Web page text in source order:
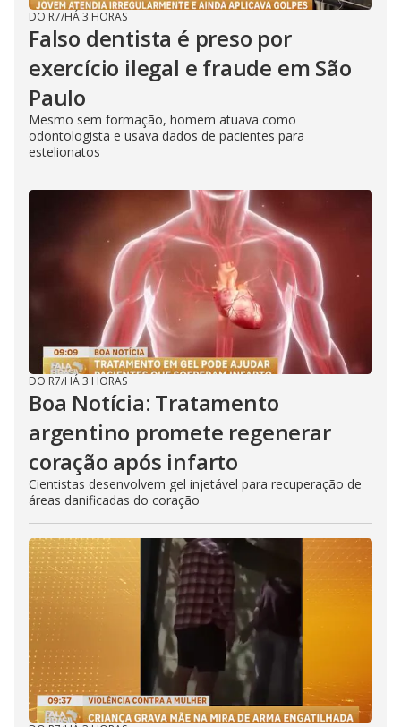
DO R7/HÁ 3 HORAS
Falso dentista é preso por
exercício ilegal e fraude em São
Paulo
Mesmo sem formação, homem atuava como
odontologista e usava dados de pacientes para
estelionatos
DO R7/HÁ 3 HORAS
Boa Notícia: Tratamento
argentino promete regenerar
coração após infarto
Cientistas desenvolvem gel injetável para recuperação de
áreas danificadas do coração